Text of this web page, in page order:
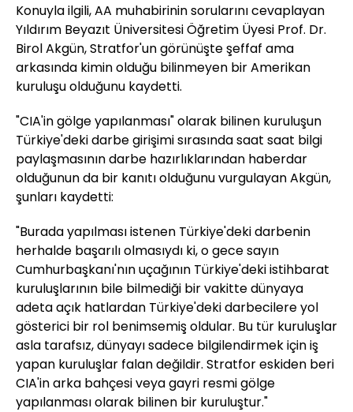
Konuyla ilgili, AA muhabirinin sorularını cevaplayan
Yıldırım Beyazıt Üniversitesi Öğretim Üyesi Prof. Dr.
Birol Akgün, Stratfor'un görünüşte şeffaf ama
arkasında kimin olduğu bilinmeyen bir Amerikan
kuruluşu olduğunu kaydetti.
"CIA'in gölge yapılanması" olarak bilinen kuruluşun
Türkiye'deki darbe girişimi sırasında saat saat bilgi
paylaşmasının darbe hazırlıklarından haberdar
olduğunun da bir kanıtı olduğunu vurgulayan Akgün,
şunları kaydetti:
"Burada yapılması istenen Türkiye'deki darbenin
herhalde başarılı olmasıydı ki, o gece sayın
Cumhurbaşkanı'nın uçağının Türkiye'deki istihbarat
kuruluşlarının bile bilmediği bir vakitte dünyaya
adeta açık hatlardan Türkiye'deki darbecilere yol
gösterici bir rol benimsemiş oldular. Bu tür kuruluşlar
asla tarafsız, dünyayı sadece bilgilendirmek için iş
yapan kuruluşlar falan değildir. Stratfor eskiden beri
CIA'in arka bahçesi veya gayri resmi gölge
yapılanması olarak bilinen bir kuruluştur."